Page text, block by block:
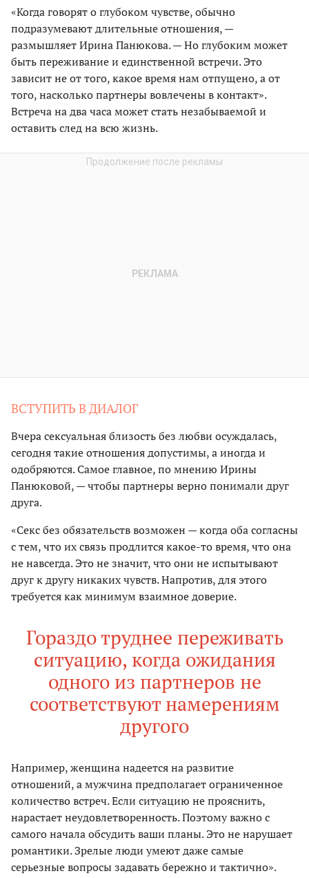
«Когда говорят о глубоком чувстве, обычно
подразумевают длительные отношения, —
размышляет Ирина Панюкова. — Но глубоким может
быть переживание и единственной встречи. Это
зависит не от того, какое время нам отпущено, а от
того, насколько партнеры вовлечены в контакт».
Встреча на два часа может стать незабываемой и
оставить след на всю жизнь.
ВСТУПИТЬ В ДИАЛОГ
Вчера сексуальная близость без любви осуждалась,
сегодня такие отношения допустимы, а иногда и
одобряются. Самое главное, по мнению Ирины
Панюковой, — чтобы партнеры верно понимали друг
друга.
«Секс без обязательств возможен — когда оба согласны
с тем, что их связь продлится какое-то время, что она
не навсегда. Это не значит, что они не испытывают
друг к другу никаких чувств. Напротив, для этого
требуется как минимум взаимное доверие.
Гораздо труднее переживать
ситуацию, когда ожидания
одного из партнеров не
соответствуют намерениям
другого
Например, женщина надеется на развитие
отношений, а мужчина предполагает ограниченное
количество встреч. Если ситуацию не прояснить,
нарастает неудовлетворенность. Поэтому важно с
самого начала обсудить ваши планы. Это не нарушает
романтики. Зрелые люди умеют даже самые
серьезные вопросы задавать бережно и тактично».